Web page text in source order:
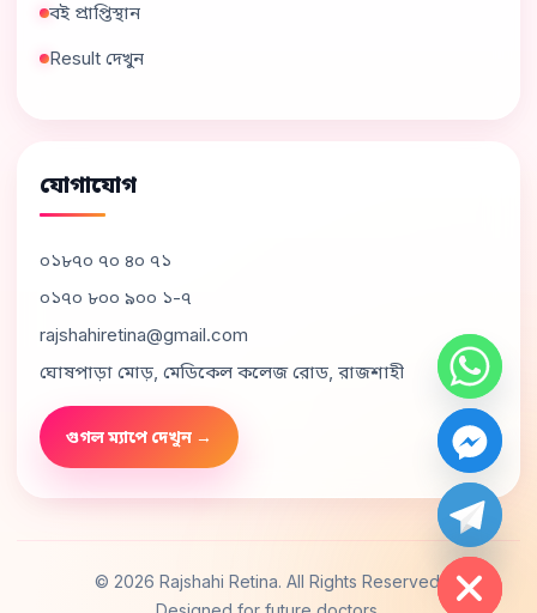
বই প্রাপ্তিস্থান
Result দেখুন
যোগাযোগ
০১৮৭০ ৭০ ৪০ ৭১
০১৭০ ৮০০ ৯০০ ১-৭
rajshahiretina@gmail.com
ঘোষপাড়া মোড়, মেডিকেল কলেজ রোড, রাজশাহী
গুগল ম্যাপে দেখুন →
© 2026 Rajshahi Retina. All Rights Reserved.
Hide
chaty